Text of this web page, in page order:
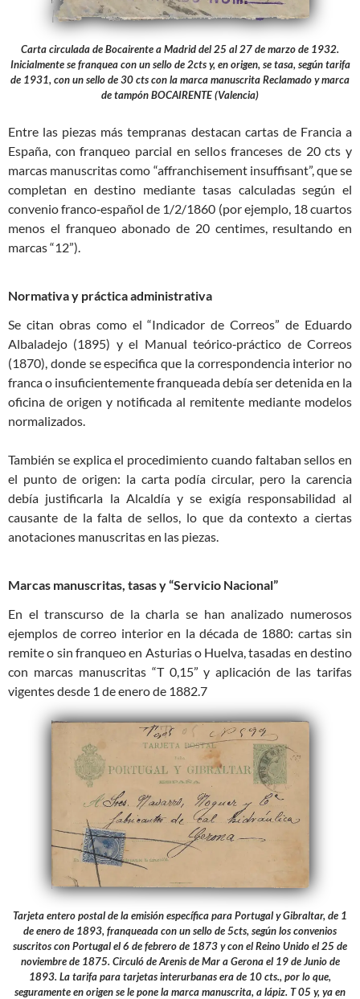
Carta circulada de Bocairente a Madrid del 25 al 27 de marzo de 1932.
Inicialmente se franquea con un sello de 2cts y, en origen, se tasa, según tarifa
de 1931, con un sello de 30 cts con la marca manuscrita Reclamado y marca
de tampón BOCAIRENTE (Valencia)
Entre las piezas más tempranas destacan cartas de Francia a
España, con franqueo parcial en sellos franceses de 20 cts y
marcas manuscritas como “affranchisement insuffisant”, que se
completan en destino mediante tasas calculadas según el
convenio franco‑español de 1/2/1860 (por ejemplo, 18 cuartos
menos el franqueo abonado de 20 centimes, resultando en
marcas “12”).
Normativa y práctica administrativa
Se citan obras como el “Indicador de Correos” de Eduardo
Albaladejo (1895) y el Manual teórico‑práctico de Correos
(1870), donde se especifica que la correspondencia interior no
franca o insuficientemente franqueada debía ser detenida en la
oficina de origen y notificada al remitente mediante modelos
normalizados.
También se explica el procedimiento cuando faltaban sellos en
el punto de origen: la carta podía circular, pero la carencia
debía justificarla la Alcaldía y se exigía responsabilidad al
causante de la falta de sellos, lo que da contexto a ciertas
anotaciones manuscritas en las piezas.
Marcas manuscritas, tasas y “Servicio Nacional”
En el transcurso de la charla se han analizado numerosos
ejemplos de correo interior en la década de 1880: cartas sin
remite o sin franqueo en Asturias o Huelva, tasadas en destino
con marcas manuscritas “T 0,15” y aplicación de las tarifas
vigentes desde 1 de enero de 1882.7
Tarjeta entero postal de la emisión específica para Portugal y Gibraltar, de 1
de enero de 1893, franqueada con un sello de 5cts, según los convenios
suscritos con Portugal el 6 de febrero de 1873 y con el Reino Unido el 25 de
noviembre de 1875. Circuló de Arenis de Mar a Gerona el 19 de Junio de
1893. La tarifa para tarjetas interurbanas era de 10 cts., por lo que,
seguramente en origen se le pone la marca manuscrita, a lápiz. T 05 y, ya en